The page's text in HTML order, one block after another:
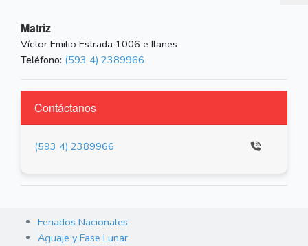
Matriz
Víctor Emilio Estrada 1006 e Ilanes
Teléfono: (593 4) 2389966
Contáctanos
(593 4) 2389966
Feriados Nacionales
Aguaje y Fase Lunar